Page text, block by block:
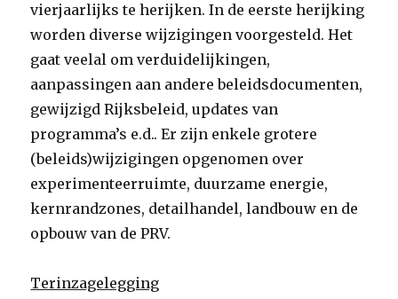
vierjaarlijks te herijken. In de eerste herijking
worden diverse wijzigingen voorgesteld. Het
gaat veelal om verduidelijkingen,
aanpassingen aan andere beleidsdocumenten,
gewijzigd Rijksbeleid, updates van
programma’s e.d.. Er zijn enkele grotere
(beleids)wijzigingen opgenomen over
experimenteerruimte, duurzame energie,
kernrandzones, detailhandel, landbouw en de
opbouw van de PRV.
Terinzagelegging